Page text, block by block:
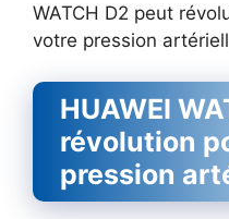
WATCH D2 peut
votre pression
HUAWEI
révolution
pression